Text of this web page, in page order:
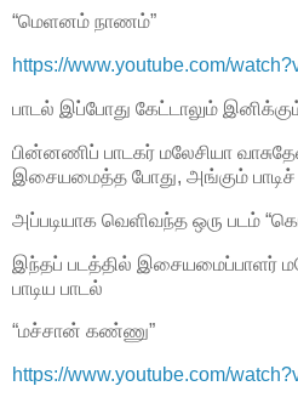
“மெளனம் நாணம்”
https://www.youtube.com/
பாடல் இப்போது கேட்டாலும்
பின்னணிப் பாடகர் மலேசியா
இசையமைத்த போது, அங்கும் பாடிச்
அப்படியாக வெளிவந்த ஒரு படம்
இந்தப் படத்தில் இசையமைப்பாளர்
பாடிய பாடல்
“மச்சான் கண்ணு”
https://www.youtube.com/